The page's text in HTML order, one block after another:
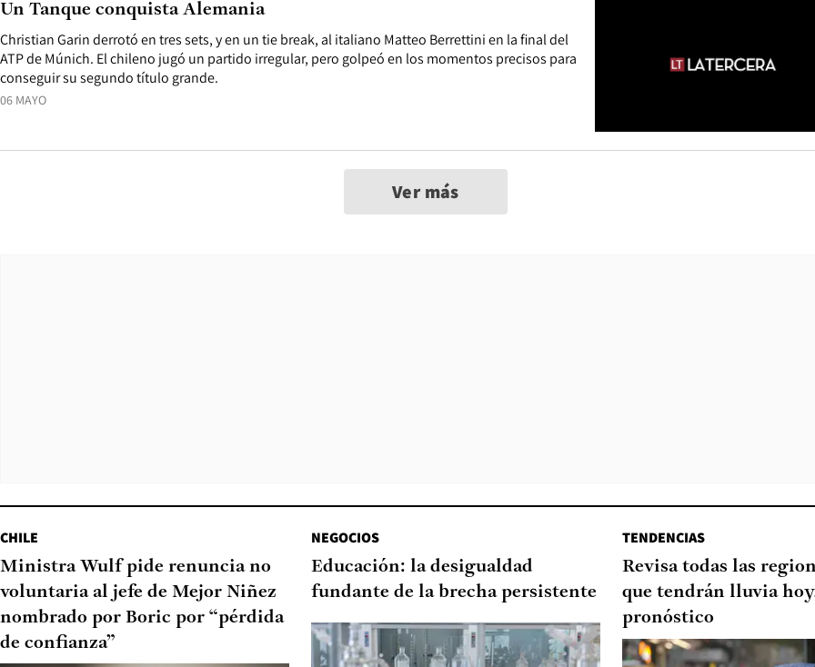
06 MAYO
Christian Garin derrotó en tres sets, y en un tie break, al italiano Matteo Berrettini en la final del
ATP de Múnich. El chileno jugó un partido irregular, pero golpeó en los momentos precisos para
conseguir su segundo título grande.
Un Tanque conquista Alemania
Ver más
CHILE
Ministra Wulf pide renuncia no
voluntaria al jefe de Mejor Niñez
nombrado por Boric por “pérdida
de confianza”
NEGOCIOS
Educación: la desigualdad
fundante de la brecha persistente
TENDENCIAS
Revisa todas las
que tendrán lluvia
pronóstico